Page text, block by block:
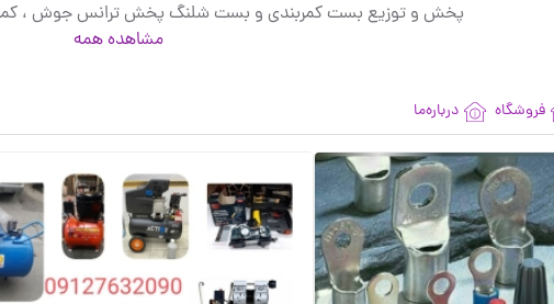
پخش و توزیع بست کمربندی و بست شلنگ پخش ترانس جوش ،
مشاهده همه
فروشگاه درباره‌ما